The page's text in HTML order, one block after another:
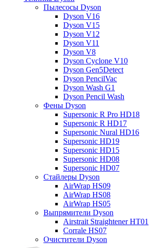
Пылесосы Dyson
Dyson V16
Dyson V15
Dyson V12
Dyson V11
Dyson V8
Dyson Cyclone V10
Dyson Gen5Detect
Dyson PencilVac
Dyson Wash G1
Dyson Pencil Wash
Фены Dyson
Supersonic R Pro HD18
Supersonic R HD17
Supersonic Nural HD16
Supersonic HD19
Supersonic HD15
Supersonic HD08
Supersonic HD07
Стайлеры Dyson
AirWrap HS09
AirWrap HS08
AirWrap HS05
Выпрямители Dyson
Airstrait Straightener HT01
Corrale HS07
Очистители Dyson